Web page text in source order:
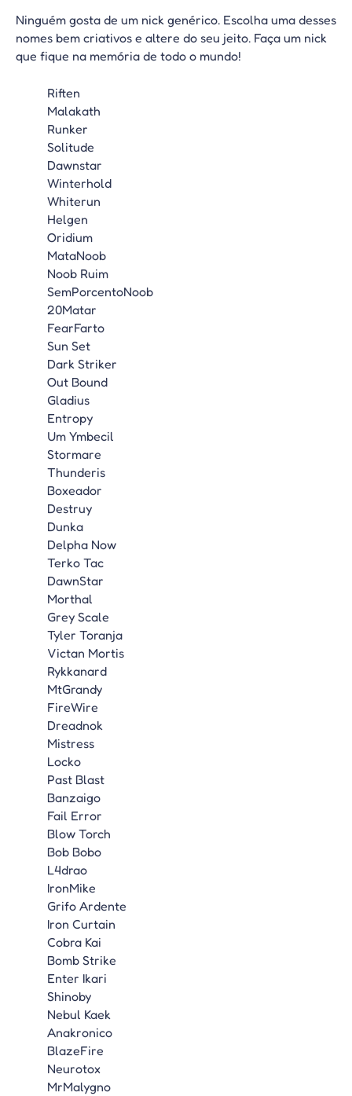
Ninguém gosta de um nick genérico. Escolha uma desses
nomes bem criativos e altere do seu jeito. Faça um nick
que fique na memória de todo o mundo!
Riften
Malakath
Runker
Solitude
Dawnstar
Winterhold
Whiterun
Helgen
Oridium
MataNoob
Noob Ruim
SemPorcentoNoob
20Matar
FearFarto
Sun Set
Dark Striker
Out Bound
Gladius
Entropy
Um Ymbecil
Stormare
Thunderis
Boxeador
Destruy
Dunka
Delpha Now
Terko Tac
DawnStar
Morthal
Grey Scale
Tyler Toranja
Victan Mortis
Rykkanard
MtGrandy
FireWire
Dreadnok
Mistress
Locko
Past Blast
Banzaigo
Fail Error
Blow Torch
Bob Bobo
L4drao
IronMike
Grifo Ardente
Iron Curtain
Cobra Kai
Bomb Strike
Enter Ikari
Shinoby
Nebul Kaek
Anakronico
BlazeFire
Neurotox
MrMalygno